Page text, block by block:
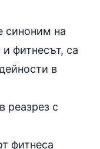
синоним на
фитнесът, са
в
реазрез с
фитнеса